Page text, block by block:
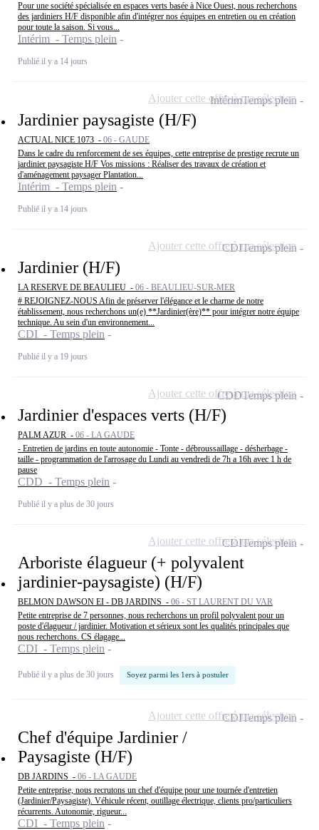
Pour une société spécialisée en espaces verts basée à Nice Ouest, nous recherchons
des jardiniers H/F disponible afin d'intégrer nos équipes en entretien ou en création
pour toute la saison. Si vous...
Intérim - Temps plein
Publié il y a 14 jours
Jardinier paysagiste (H/F)
ACTUAL NICE 1073 - 06 - GAUDE
Dans le cadre du renforcement de ses équipes, cette entreprise de prestige recrute un
jardinier paysagiste H/F Vos missions : Réaliser des travaux de création et
d'aménagement paysager Plantation...
Intérim - Temps plein
Publié il y a 14 jours
IntérimTemps plein
Ajouter cette offre à ma sélection
Jardinier (H/F)
LA RESERVE DE BEAULIEU - 06 - BEAULIEU-SUR-MER
# REJOIGNEZ-NOUS Afin de préserver l'élégance et le charme de notre
établissement, nous recherchons un(e) **Jardinier(ère)** pour intégrer notre équipe
technique. Au sein d'un environnement...
CDI - Temps plein
Publié il y a 19 jours
CDITemps plein
Ajouter cette offre à ma sélection
Jardinier d'espaces verts (H/F)
PALM AZUR - 06 - LA GAUDE
- Entretien de jardins en toute autonomie - Tonte - débroussaillage - désherbage -
taille - programmation de l'arrosage du Lundi au vendredi de 7h a 16h avec 1 h de
pause
CDD - Temps plein
Publié il y a plus de 30 jours
CDDTemps plein
Ajouter cette offre à ma sélection
Arboriste élagueur (+ polyvalent
jardinier-paysagiste) (H/F)
BELMON DAWSON EI - DB JARDINS - 06 - ST LAURENT DU VAR
Petite entreprise de 7 personnes, nous recherchons un profil polyvalent pour un
poste d'élagueur / jardinier. Motivation et sérieux sont les qualités principales que
nous recherchons. CS élagage...
CDI - Temps plein
Publié il y a plus de 30 jours Soyez parmi les 1ers à postuler
CDITemps plein
Ajouter cette offre à ma sélection
Chef d'équipe Jardinier /
Paysagiste (H/F)
DB JARDINS - 06 - LA GAUDE
Petite entreprise, nous recrutons un chef d'équipe pour une tournée d'entretien
(Jardinier/Paysagiste). Véhicule récent, outillage électrique, clients pro/particuliers
récurrents. Autonomie, rigueur...
CDI - Temps plein
CDITemps plein
Ajouter cette offre à ma sélection